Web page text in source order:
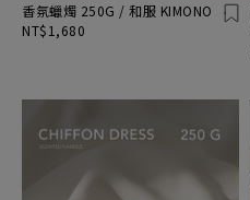
香氛蠟燭 250G / 和服 KIMONO
NT$1,680